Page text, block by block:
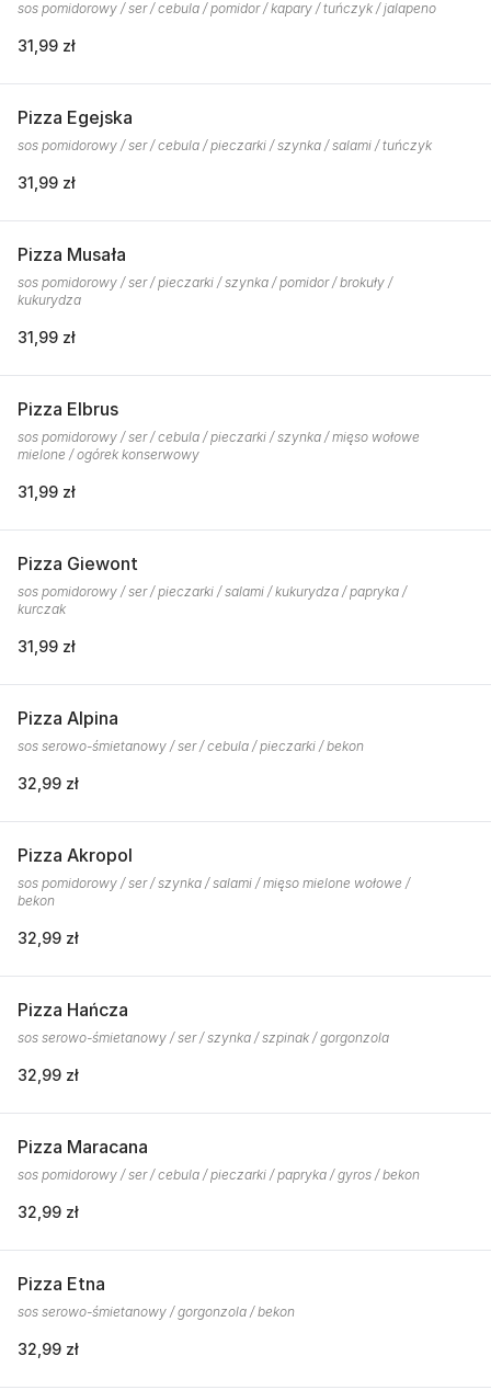
sos pomidorowy / ser / cebula / pomidor / kapary / tuńczyk / jalapeno
31,99 zł
Pizza Egejska
sos pomidorowy / ser / cebula / pieczarki / szynka / salami / tuńczyk
31,99 zł
Pizza Musała
sos pomidorowy / ser / pieczarki / szynka / pomidor / brokuły /
kukurydza
31,99 zł
Pizza Elbrus
sos pomidorowy / ser / cebula / pieczarki / szynka / mięso wołowe
mielone / ogórek konserwowy
31,99 zł
Pizza Giewont
sos pomidorowy / ser / pieczarki / salami / kukurydza / papryka /
kurczak
31,99 zł
Pizza Alpina
sos serowo-śmietanowy / ser / cebula / pieczarki / bekon
32,99 zł
Pizza Akropol
sos pomidorowy / ser / szynka / salami / mięso mielone wołowe /
bekon
32,99 zł
Pizza Hańcza
sos serowo-śmietanowy / ser / szynka / szpinak / gorgonzola
32,99 zł
Pizza Maracana
sos pomidorowy / ser / cebula / pieczarki / papryka / gyros / bekon
32,99 zł
Pizza Etna
sos serowo-śmietanowy / gorgonzola / bekon
32,99 zł